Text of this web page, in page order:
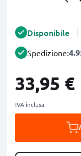
Disponibile
Spedizione:
33,95 €
IVA inclusa